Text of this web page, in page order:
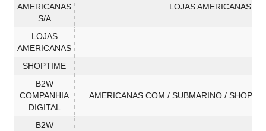
AMERICANAS
S/A
LOJAS AMERICANAS
LOJAS
AMERICANAS
SHOPTIME
B2W
COMPANHIA
DIGITAL
AMERICANAS.COM / SUBMARINO /
B2W